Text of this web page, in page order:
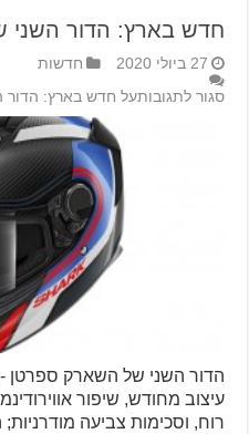
חדש בארץ: הדור
27 ביולי 2020
חדשות
סגור לתגובותעל חדש בארץ: הדור
עיצוב מחודש, שיפור